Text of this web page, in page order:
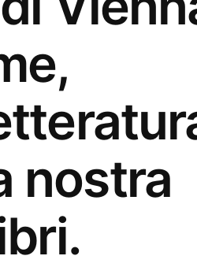
nostra